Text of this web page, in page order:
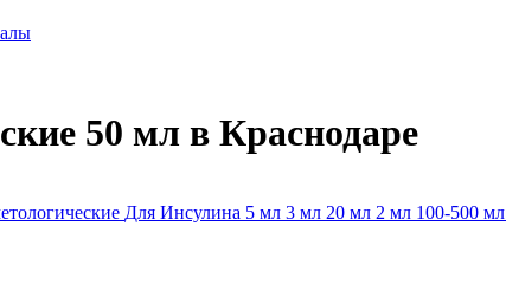
50 мл в Краснодаре
Для Инсулина 5 мл 3 мл 20 мл 2 мл 100-500 мл